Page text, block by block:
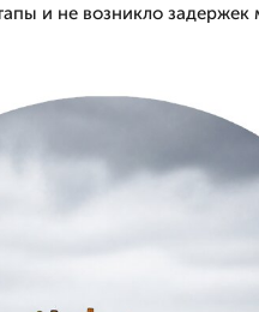
и не возникло задержек